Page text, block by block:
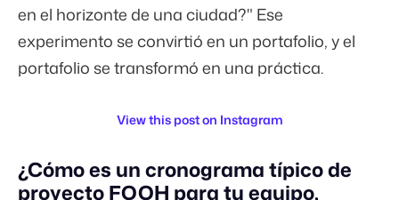
en el horizonte de una ciudad?" Ese
experimento se convirtió en un portafolio, y el
portafolio se transformó en una práctica.
View this post on Instagram
¿Cómo es un cronograma típico de
proyecto FOOH para tu equipo,